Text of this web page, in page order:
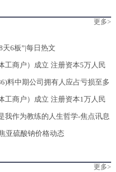
更多>
天6板”|每日热文
工商户）成立 注册资本5万人民
料中期公司拥有人应占亏损至多
工商户）成立 注册资本1万人民
我作为教练的人生哲学-焦点讯息
亚硫酸钠价格动态
更多>